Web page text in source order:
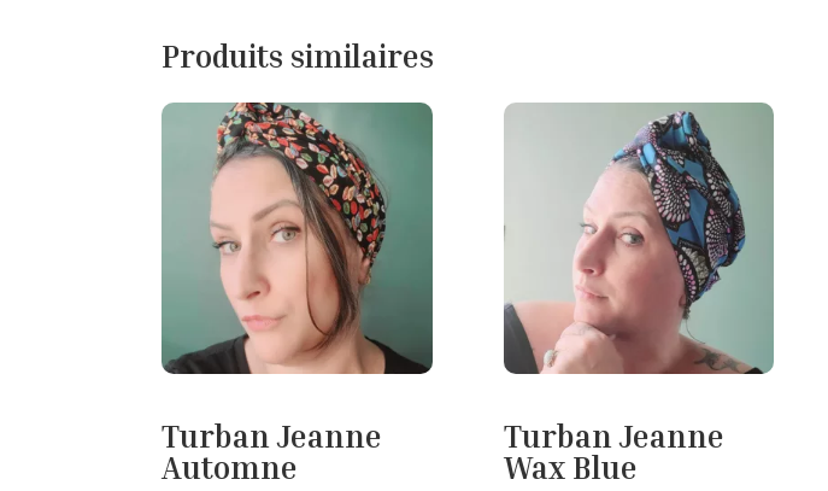
Produits similaires
Turban Jeanne
Automne
Turban Jeanne
Wax Blue